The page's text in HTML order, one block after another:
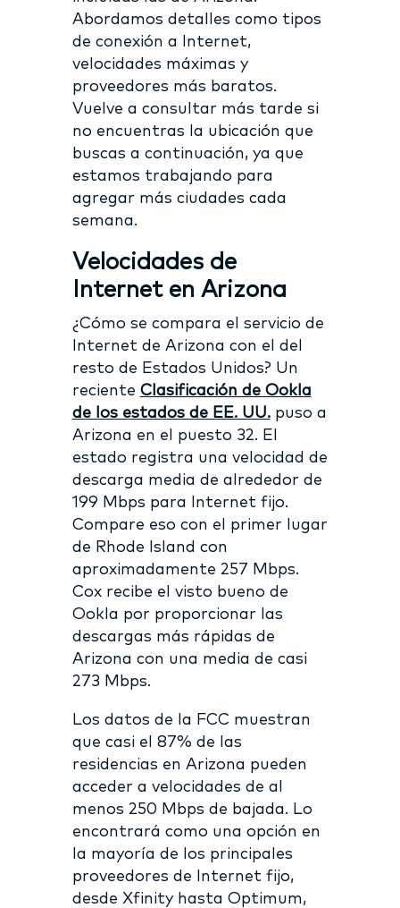
Abordamos detalles como tipos
de conexión a Internet,
velocidades máximas y
proveedores más baratos.
Vuelve a consultar más tarde si
no encuentras la ubicación que
buscas a continuación, ya que
estamos trabajando para
agregar más ciudades cada
semana.
Velocidades de
Internet en Arizona
¿Cómo se compara el servicio de
Internet de Arizona con el del
resto de Estados Unidos? Un
reciente Clasificación de Ookla
de los estados de EE. UU.puso a
Arizona en el puesto 32. El
estado registra una velocidad de
descarga media de alrededor de
199 Mbps para Internet fijo.
Compare eso con el primer lugar
de Rhode Island con
aproximadamente 257 Mbps.
Cox recibe el visto bueno de
Ookla por proporcionar las
descargas más rápidas de
Arizona con una media de casi
273 Mbps.
Los datos de la FCC muestran
que casi el 87% de las
residencias en Arizona pueden
acceder a velocidades de al
menos 250 Mbps de bajada. Lo
encontrará como una opción en
la mayoría de los principales
proveedores de Internet fijo,
desde Xfinity hasta Optimum,